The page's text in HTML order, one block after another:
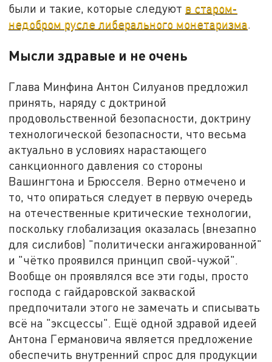
были и такие, которые следуют в старом-
недобром русле либерального монетаризма.
Мысли здравые и не очень
Глава Минфина Антон Силуанов предложил
принять, наряду с доктриной
продовольственной безопасности, доктрину
технологической безопасности, что весьма
актуально в условиях нарастающего
санкционного давления со стороны
Вашингтона и Брюсселя. Верно отмечено и
то, что опираться следует в первую очередь
на отечественные критические технологии,
поскольку глобализация оказалась (внезапно
для сислибов) "политически ангажированной"
и "чётко проявился принцип свой-чужой".
Вообще он проявлялся все эти годы, просто
господа с гайдаровской закваской
предпочитали этого не замечать и списывать
всё на "эксцессы". Ещё одной здравой идеей
Антона Германовича является предложение
обеспечить внутренний спрос для продукции